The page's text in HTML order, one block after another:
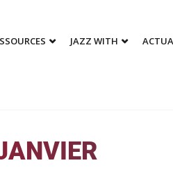
JAZZ WITH